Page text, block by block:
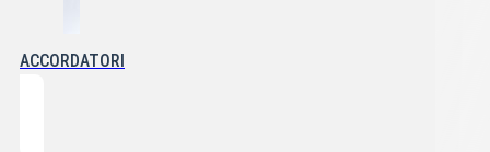
ACCORDATORI